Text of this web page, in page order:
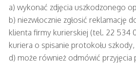
a) wykonać zdjęcia uszkodzonego
b) niezwłocznie zgłosić reklamację
klienta firmy kurierskiej (tel. 22 534
kuriera o spisanie protokołu szkody,
d) może również odmówić przyjęcia